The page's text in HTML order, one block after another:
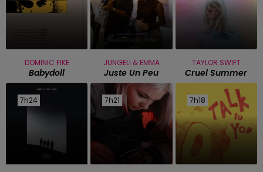
DOMINIC FIKE
Babydoll
JUNGELI & EMMA
Juste Un Peu
TAYLOR SWIFT
Cruel Summer
7h24
7h24 7h21
7h21 7h18
7h18